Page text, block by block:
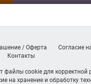
/ Оферта
Согласие
Контакты
файлы cookie для
на хранение и обработку